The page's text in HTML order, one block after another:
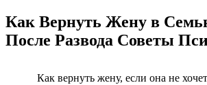
Как Вернуть Жену в
После Развода Советы
Как вернуть жену, если она не